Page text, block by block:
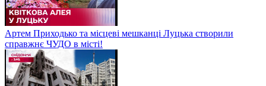
Артем Приходько та місцеві мешканці Луцька створили
справжнє ЧУДО в місті!